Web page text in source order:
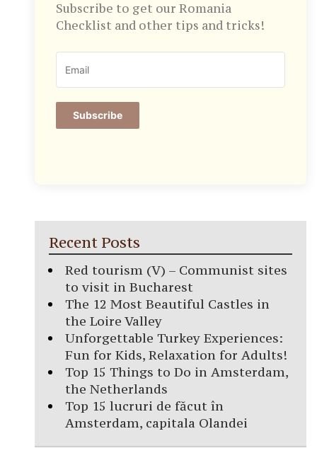
Subscribe to get our Romania
Checklist and other tips and tricks!
Subscribe
Recent Posts
Red tourism (V) – Communist sites
to visit in Bucharest
The 12 Most Beautiful Castles in
the Loire Valley
Unforgettable Turkey Experiences:
Fun for Kids, Relaxation for Adults!
Top 15 Things to Do in Amsterdam,
the Netherlands
Top 15 lucruri de făcut în
Amsterdam, capitala Olandei